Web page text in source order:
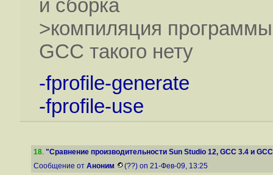
и сборка
>компиляция
GCC такого нету
-fprofile-generate
-fprofile-use
18. "Сравнение производительности Sun Studio 12, GCC 3.4 и
Сообщение от Аноним (??) on 21-Фев-09, 13:25